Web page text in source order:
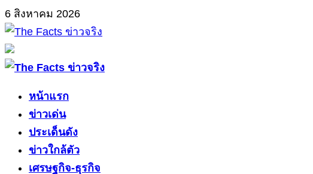
Skip
to
content
6 สิงหาคม 2026
Primary
หน้าแรก
ข่าวเด่น
ประเด็นดัง
ข่าวใกล้ตัว
เศรษฐกิจ-ธุรกิจ